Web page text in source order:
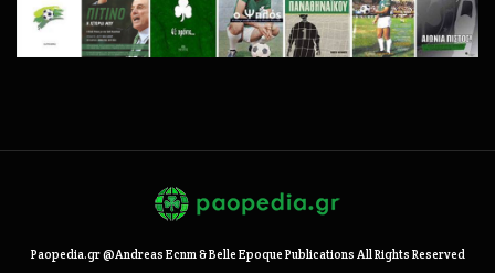
Paopedia.gr @Andreas Ecnm & Belle Epoque Publications All Rights Reserved